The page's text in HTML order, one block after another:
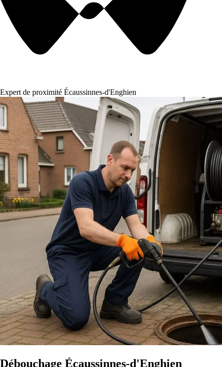
Expert de proximité Écaussinnes-d'Enghien
Débouchage Écaussinnes-d'Enghien